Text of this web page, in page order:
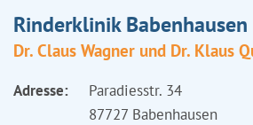
Rinderklinik Babenhausen
Dr. Claus Wagner und Dr. Klaus
Adresse:
Paradiesstr. 34
87727 Babenhausen